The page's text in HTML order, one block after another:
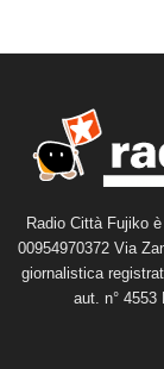
Radio Città Fujiko
00954970372 Via
giornalistica
aut. n° 4553